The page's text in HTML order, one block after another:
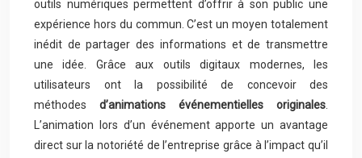
outils numériques permettent d’offrir à son public une
expérience hors du commun. C’est un moyen totalement
inédit de partager des informations et de transmettre
une idée. Grâce aux outils digitaux modernes, les
utilisateurs ont la possibilité de concevoir des
méthodes d’animations événementielles originales
L’animation lors d’un événement apporte un avantage
direct sur la notoriété de l’entreprise grâce à l’impact qu’il